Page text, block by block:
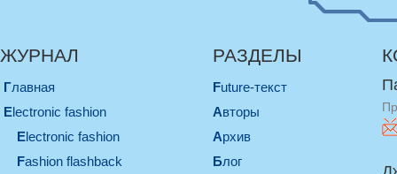
ЖУРНАЛ
Главная
electronic fashion
electronic fashion
Fashion flashback
РАЗДЕЛЫ
Future-текст
Авторы
Архив
Блог